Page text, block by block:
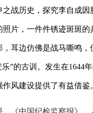
战历史，探究李自成
照片，一件件锈迹斑斑
耳边仿佛是战马嘶鸣，
乐”的古训。发生在1644
风建设提供了有益借鉴
。《中国纪检监察报》、